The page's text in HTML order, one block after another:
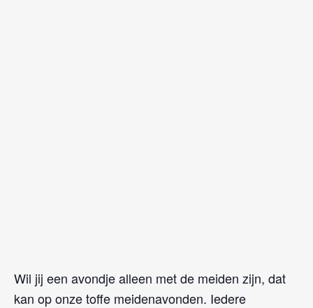
Wil jij een avondje alleen met de meiden zijn, dat
kan op onze toffe meidenavonden. Iedere